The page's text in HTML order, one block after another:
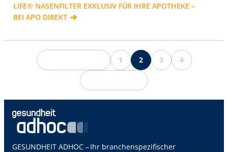
LIFE® NASENFILTER EXKLUSIV FÜR IHRE APOTHEKE –
BEI APO DIREKT
←
Vorherige
1 2 3 4
GESUNDHEIT ADHOC – Ihr branchenspezifischer